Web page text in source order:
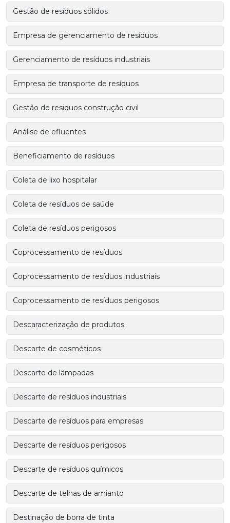
Gestão de resíduos sólidos
Empresa de gerenciamento de resíduos
Gerenciamento de resíduos industriais
Empresa de transporte de resíduos
Gestão de residuos construção civil
Análise de efluentes
Beneficiamento de resíduos
Coleta de lixo hospitalar
Coleta de resíduos de saúde
Coleta de resíduos perigosos
Coprocessamento de resíduos
Coprocessamento de resíduos industriais
Coprocessamento de resíduos perigosos
Descaracterização de produtos
Descarte de cosméticos
Descarte de lâmpadas
Descarte de resíduos industriais
Descarte de resíduos para empresas
Descarte de resíduos perigosos
Descarte de resíduos químicos
Descarte de telhas de amianto
Destinação de borra de tinta